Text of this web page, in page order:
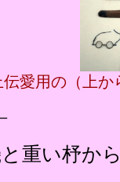
伝愛用の（上
重い杼か